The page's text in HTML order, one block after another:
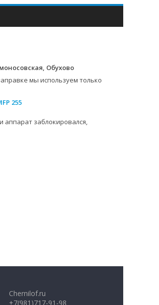
Обухово
мы используем только
255
аппарат заблокировался,
Chernilof.ru
+7(981)717-91-98